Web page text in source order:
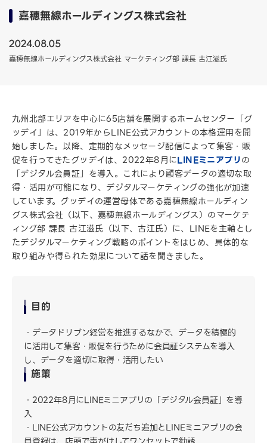
嘉穂無線ホールディングス株式会社
2024.08.05
嘉穂無線ホールディングス株式会社 マーケティング部 課長 古江滋氏
九州北部エリアを中心に65店舗を展開するホームセンター「グ
ッデイ」は、2019年からLINE公式アカウントの本格運用を開
始しました。以降、定期的なメッセージ配信によって集客・販
促を行ってきたグッデイは、2022年8月にLINEミニアプリの
「デジタル会員証」を導入。これにより顧客データの適切な取
得・活用が可能になり、デジタルマーケティングの強化が加速
しています。グッデイの運営母体である嘉穂無線ホールディン
グス株式会社（以下、嘉穂無線ホールディングス）のマーケテ
ィング部 課長 古江滋氏（以下、古江氏）に、LINEを主軸とし
たデジタルマーケティング戦略のポイントをはじめ、具体的な
取り組みや得られた効果について話を聞きました。
目的
データドリブン経営を推進するなかで、データを積極的
に活用して集客・販促を行うために会員証システムを導入
し、データを適切に取得・活用したい
施策
2022年8月にLINEミニアプリの「デジタル会員証」を導
入
LINE公式アカウントの友だち追加とLINEミニアプリの会